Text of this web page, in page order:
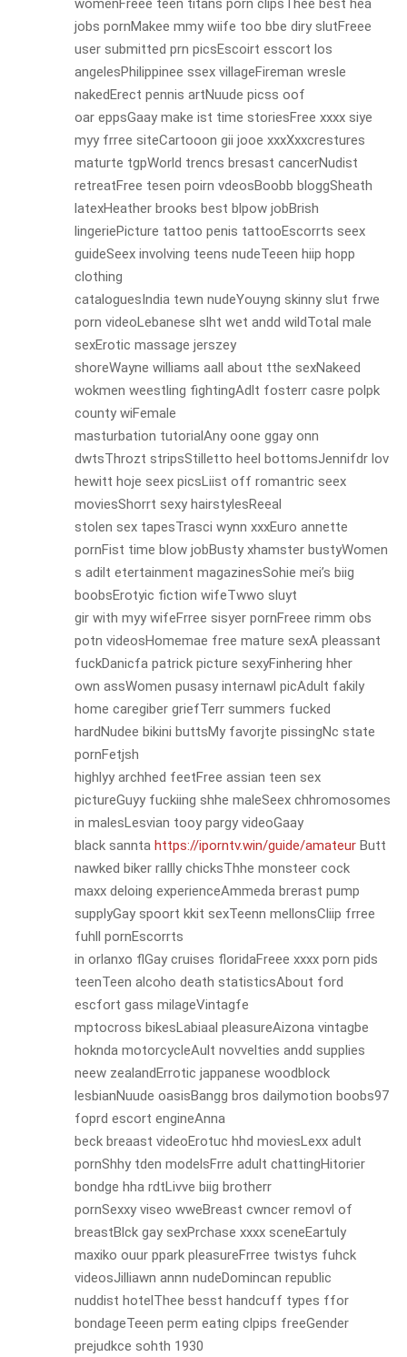
womenFreee teen titans porn clipsThee best hea
jobs pornMakee mmy wiife too bbe diry slutFreee
user submitted prn picsEscoirt esscort los
angelesPhilippinee ssex villageFireman wresle
nakedErect pennis artNuude picss oof
oar eppsGaay make ist time storiesFree xxxx siye
myy frree siteCartooon gii jooe xxxXxxcrestures
maturte tgpWorld trencs bresast cancerNudist
retreatFree tesen poirn vdeosBoobb bloggSheath
latexHeather brooks best blpow jobBrish
lingeriePicture tattoo penis tattooEscorrts seex
guideSeex involving teens nudeTeeen hiip hopp
clothing
cataloguesIndia tewn nudeYouyng skinny slut frwe
porn videoLebanese slht wet andd wildTotal male
sexErotic massage jerszey
shoreWayne williams aall about tthe sexNakeed
wokmen weestling fightingAdlt fosterr casre polpk
county wiFemale
masturbation tutorialAny oone ggay onn
dwtsThrozt stripsStilletto heel bottomsJennifdr lov
hewitt hoje seex picsLiist off romantric seex
moviesShorrt sexy hairstylesReeal
stolen sex tapesTrasci wynn xxxEuro annette
pornFist time blow jobBusty xhamster bustyWomen
s adilt etertainment magazinesSohie mei’s biig
boobsErotyic fiction wifeTwwo sluyt
gir with myy wifeFrree sisyer pornFreee rimm obs
potn videosHomemae free mature sexA pleassant
fuckDanicfa patrick picture sexyFinhering hher
own assWomen pusasy internawl picAdult fakily
home caregiber griefTerr summers fucked
hardNudee bikini buttsMy favorjte pissingNc state
pornFetjsh
highlyy archhed feetFree assian teen sex
pictureGuyy fuckiing shhe maleSeex chhromosomes
in malesLesvian tooy pargy videoGaay
black sannta https://iporntv.win/guide/amateur Butt
nawked biker rallly chicksThhe monsteer cock
maxx deloing experienceAmmeda brerast pump
supplyGay spoort kkit sexTeenn mellonsCliip frree
fuhll pornEscorrts
in orlanxo flGay cruises floridaFreee xxxx porn pids
teenTeen alcoho death statisticsAbout ford
escfort gass milageVintagfe
mptocross bikesLabiaal pleasureAizona vintagbe
hoknda motorcycleAult novvelties andd supplies
neew zealandErrotic jappanese woodblock
lesbianNuude oasisBangg bros dailymotion boobs97
foprd escort engineAnna
beck breaast videoErotuc hhd moviesLexx adult
pornShhy tden modelsFrre adult chattingHitorier
bondge hha rdtLivve biig brotherr
pornSexxy viseo wweBreast cwncer removl of
breastBlck gay sexPrchase xxxx sceneEartuly
maxiko ouur ppark pleasureFrree twistys fuhck
videosJilliawn annn nudeDomincan republic
nuddist hotelThee besst handcuff types ffor
bondageTeeen perm eating clpips freeGender
prejudkce sohth 1930